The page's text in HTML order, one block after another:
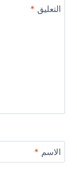
التعليق *
الاسم *